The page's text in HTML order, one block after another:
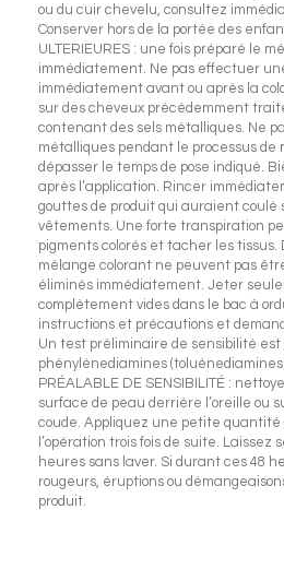
ou du cuir chevelu, consultez
Conserver hors de la portée des
ULTERIEURES : une fois préparé le
immédiatement. Ne pas effectuer
immédiatement avant ou après la
sur des cheveux précédemment
contenant des sels métalliques. Ne
métalliques pendant le processus de
dépasser le temps de pose indiqué.
après l’application. Rincer
gouttes de produit qui auraient coulé
vêtements. Une forte transpiration
pigments colorés et tacher les tissus.
mélange colorant ne peuvent pas
éliminés immédiatement. Jeter
complètement vides dans le bac à
instructions et précautions et
Un test préliminaire de sensibilité est
phénylènediamines
PRÉALABLE DE SENSIBILITÉ :
surface de peau derrière l’oreille ou
coude. Appliquez une petite quantité
l’opération trois fois de suite.
heures sans laver. Si durant ces 48
rougeurs, éruptions ou
produit.